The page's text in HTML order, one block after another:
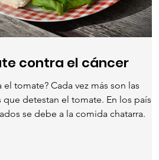
contra el cáncer
Cada vez más son las
que detestan el tomate. En los países
se debe a la comida chatarra.